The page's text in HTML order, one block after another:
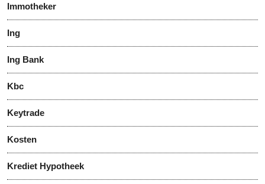
Immotheker
Ing
Ing Bank
Kbc
Keytrade
Kosten
Krediet Hypotheek